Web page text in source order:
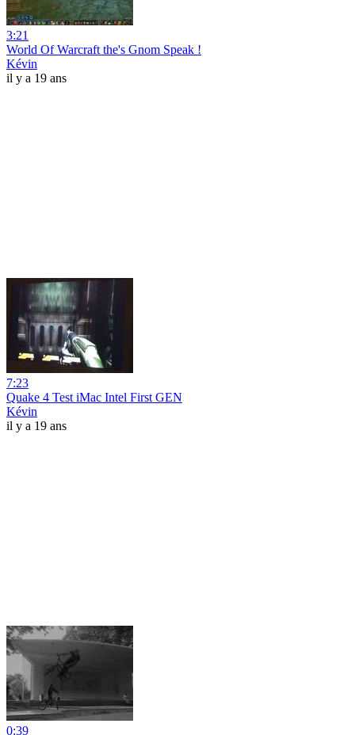
3:21
World Of Warcraft the's Gnom Speak !
Kévin
il y a 19 ans
7:23
Quake 4 Test iMac Intel First GEN
Kévin
il y a 19 ans
0:39